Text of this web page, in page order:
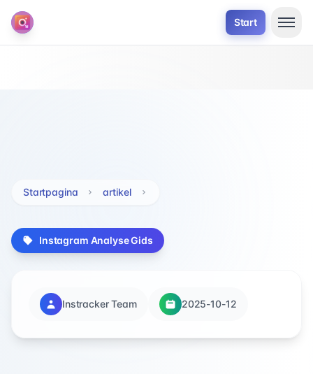
Start
Startpagina artikel
Instagram Analyse Gids
Instracker Team 2025-10-12